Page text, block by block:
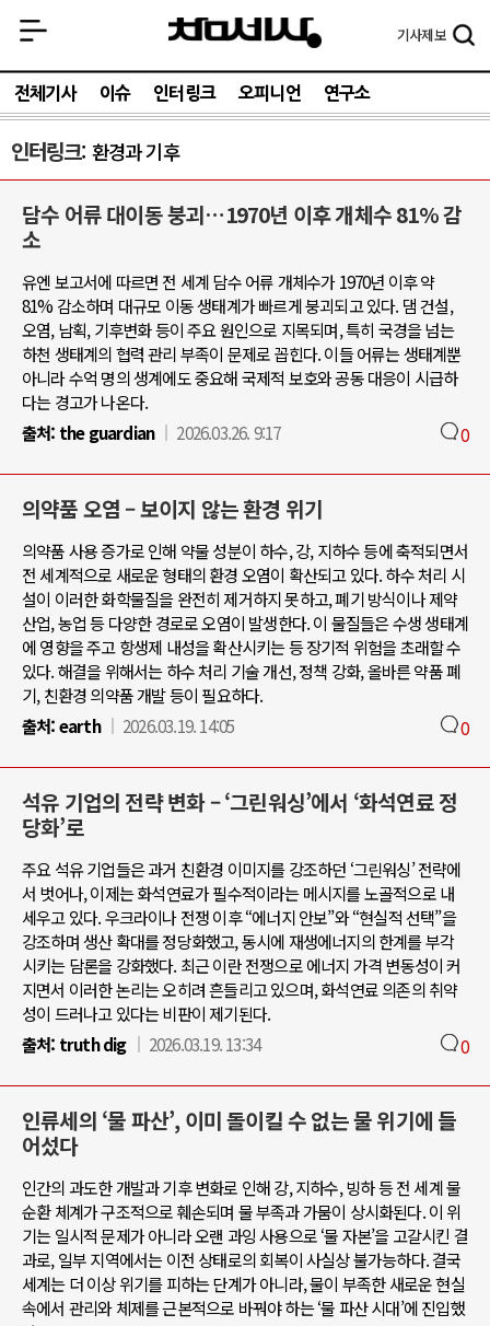
기사제보
전체기사 이슈 인터링크 오피니언 연구소
인터링크 환경과 기후
담수 어류 대이동 붕괴…1970년 이후 개체수 81% 감
소
유엔 보고서에 따르면 전 세계 담수 어류 개체수가 1970년 이후 약
81% 감소하며 대규모 이동 생태계가 빠르게 붕괴되고 있다. 댐 건설,
오염, 남획, 기후변화 등이 주요 원인으로 지목되며, 특히 국경을 넘는
하천 생태계의 협력 관리 부족이 문제로 꼽힌다. 이들 어류는 생태계뿐
아니라 수억 명의 생계에도 중요해 국제적 보호와 공동 대응이 시급하
다는 경고가 나온다.
출처: the guardian 2026.03.26. 9:17 0
의약품 오염 – 보이지 않는 환경 위기
의약품 사용 증가로 인해 약물 성분이 하수, 강, 지하수 등에 축적되면서
전 세계적으로 새로운 형태의 환경 오염이 확산되고 있다. 하수 처리 시
설이 이러한 화학물질을 완전히 제거하지 못하고, 폐기 방식이나 제약
산업, 농업 등 다양한 경로로 오염이 발생한다. 이 물질들은 수생 생태계
에 영향을 주고 항생제 내성을 확산시키는 등 장기적 위험을 초래할 수
있다. 해결을 위해서는 하수 처리 기술 개선, 정책 강화, 올바른 약품 폐
기, 친환경 의약품 개발 등이 필요하다.
출처:earth 2026.03.19. 14:05 0
석유 기업의 전략 변화 – ‘그린워싱’에서 ‘화석연료 정
당화’로
주요 석유 기업들은 과거 친환경 이미지를 강조하던 ‘그린워싱’ 전략에
서 벗어나, 이제는 화석연료가 필수적이라는 메시지를 노골적으로 내
세우고 있다. 우크라이나 전쟁 이후 “에너지 안보”와 “현실적 선택”을
강조하며 생산 확대를 정당화했고, 동시에 재생에너지의 한계를 부각
시키는 담론을 강화했다. 최근 이란 전쟁으로 에너지 가격 변동성이 커
지면서 이러한 논리는 오히려 흔들리고 있으며, 화석연료 의존의 취약
성이 드러나고 있다는 비판이 제기된다.
출처: truth dig 2026.03.19. 13:34 0
인류세의 ‘물 파산’, 이미 돌이킬 수 없는 물 위기에 들
어섰다
인간의 과도한 개발과 기후 변화로 인해 강, 지하수, 빙하 등 전 세계 물
순환 체계가 구조적으로 훼손되며 물 부족과 가뭄이 상시화된다. 이 위
기는 일시적 문제가 아니라 오랜 과잉 사용으로 ‘물 자본’을 고갈시킨 결
과로, 일부 지역에서는 이전 상태로의 회복이 사실상 불가능하다. 결국
세계는 더 이상 위기를 피하는 단계가 아니라, 물이 부족한 새로운 현실
속에서 관리와 체제를 근본적으로 바꿔야 하는 ‘물 파산 시대’에 진입했